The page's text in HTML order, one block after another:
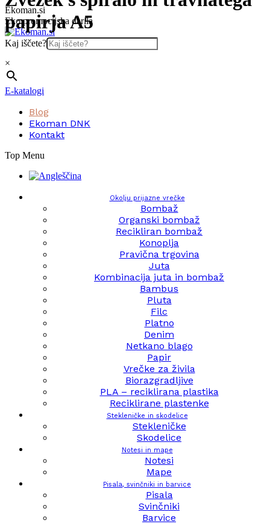
Skip
to
content
Ekoman.si
Eko promocijska darila
Kaj iščete?
×
E-katalogi
Blog
Ekoman DNK
Kontakt
Top Menu
Okolju prijazne vrečke
Bombaž
Organski bombaž
Recikliran bombaž
Konoplja
Pravična trgovina
Juta
Kombinacija juta in bombaž
Bambus
Pluta
Filc
Platno
Denim
Netkano blago
Papir
Vrečke za živila
Biorazgradljive
PLA – reciklirana plastika
Reciklirane plastenke
Stekleničke in skodelice
Stekleničke
Skodelice
Notesi in mape
Notesi
Mape
Pisala, svinčniki in barvice
Pisala
Svinčniki
Barvice
papirja A5